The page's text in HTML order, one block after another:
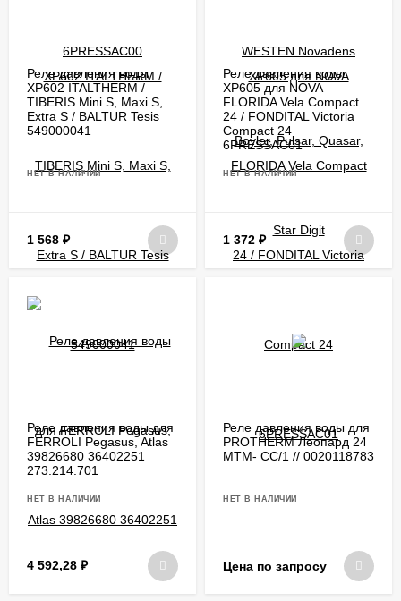
Реле давления воды
XP602 ITALTHERM /
TIBERIS Mini S, Maxi S,
Extra S / BALTUR Tesis
549000041
НЕТ В НАЛИЧИИ
1 568 ₽
Реле давления воды
XP605 для NOVA
FLORIDA Vela Compact
24 / FONDITAL Victoria
Compact 24
6PRESSAC01
НЕТ В НАЛИЧИИ
1 372 ₽
Реле давления воды для
FERROLI Pegasus, Atlas
39826680 36402251
273.214.701
НЕТ В НАЛИЧИИ
4 592,28 ₽
Реле давления воды для
PROTHERM Леопард 24
МТМ- СС/1 // 0020118783
НЕТ В НАЛИЧИИ
Цена по запросу